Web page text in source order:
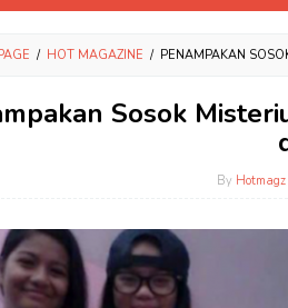
/ HOT MAGAZINE / PENAMPAKAN
Sosok
By Hotmagz